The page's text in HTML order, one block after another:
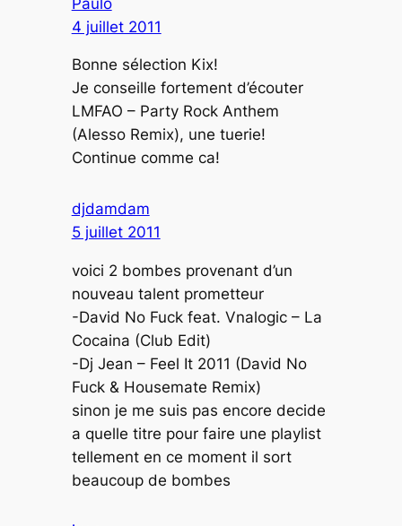
4 juillet 2011
Bonne sélection Kix!
Je conseille fortement d’écouter
LMFAO – Party Rock Anthem
(Alesso Remix), une tuerie!
Continue comme ca!
djdamdam
5 juillet 2011
voici 2 bombes provenant d’un
nouveau talent prometteur
-David No Fuck feat. Vnalogic – La
Cocaina (Club Edit)
-Dj Jean – Feel It 2011 (David No
Fuck & Housemate Remix)
sinon je me suis pas encore decide
a quelle titre pour faire une playlist
tellement en ce moment il sort
beaucoup de bombes